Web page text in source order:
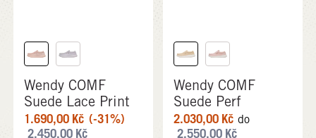
Wendy COMF
Suede Lace Print
1.690,00 Kč (-31%)
2.450,00 Kč
Wendy COMF
Suede Perf
2.030,00 Kč do
2.550,00 Kč